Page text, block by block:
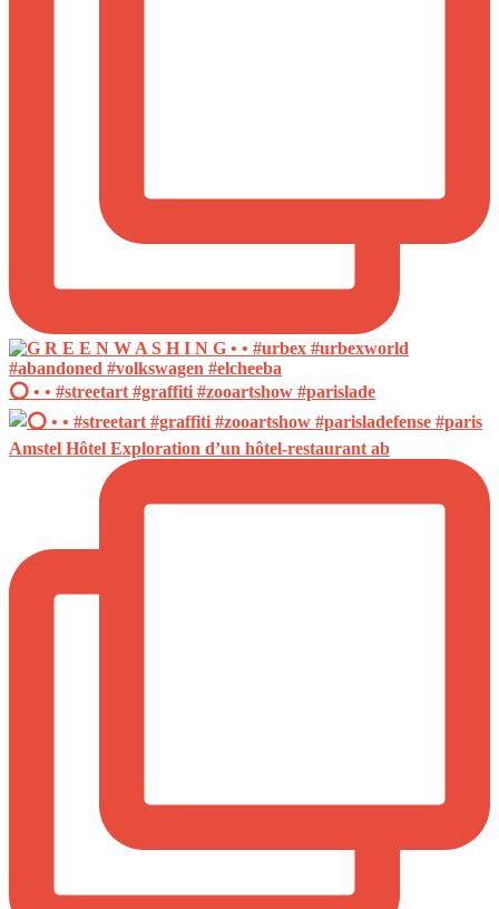
⭕️ • • #streetart #graffiti #zooartshow #parislade
Amstel Hôtel Exploration d’un hôtel-restaurant ab